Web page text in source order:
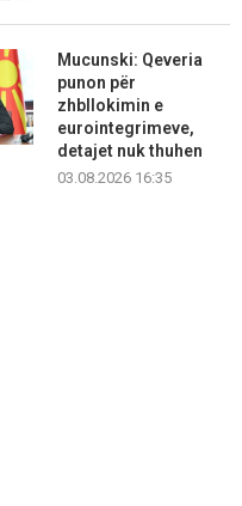
Mucunski: Qeveria
punon për
zhbllokimin e
eurointegrimeve,
detajet nuk thuhen
03.08.2026 16:35